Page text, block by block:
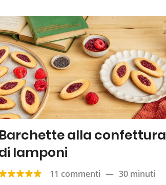
Barchette alla confettura
lamponi
11 commenti — 30 minuti